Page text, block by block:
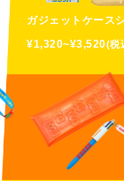
ガジェットケース
¥1,320~¥3,520(税